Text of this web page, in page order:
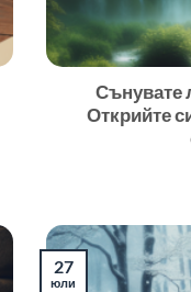
Сънувате
Открийте
27
юли